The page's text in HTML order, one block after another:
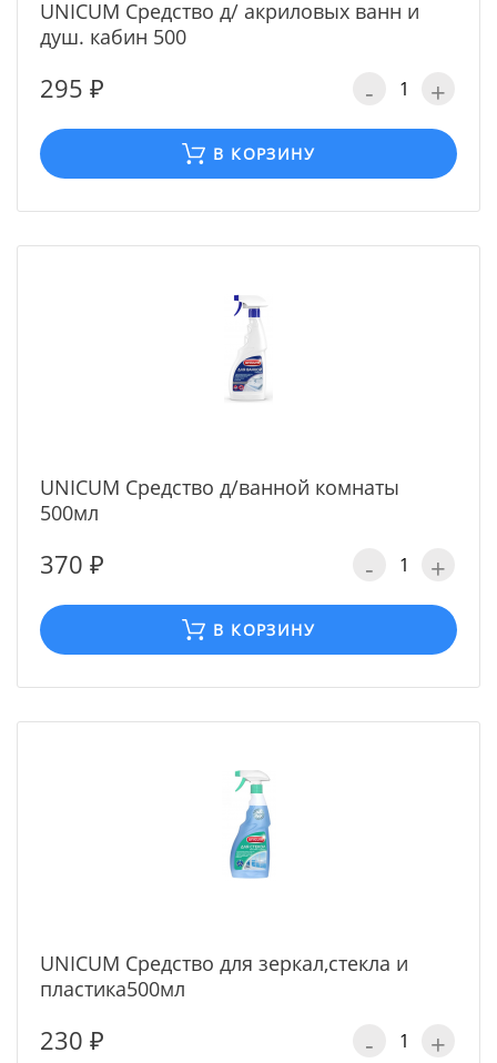
UNICUM Средство д/ акриловых ванн и
душ. кабин 500
295 ₽ - +
В КОРЗИНУ
UNICUM Средство д/ванной комнаты
500мл
370 ₽ - +
В КОРЗИНУ
UNICUM Средство для зеркал,стекла и
пластика500мл
230 ₽ - +